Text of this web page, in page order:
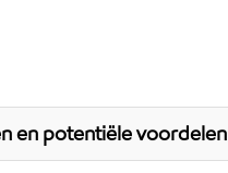
en potentiële voordelen